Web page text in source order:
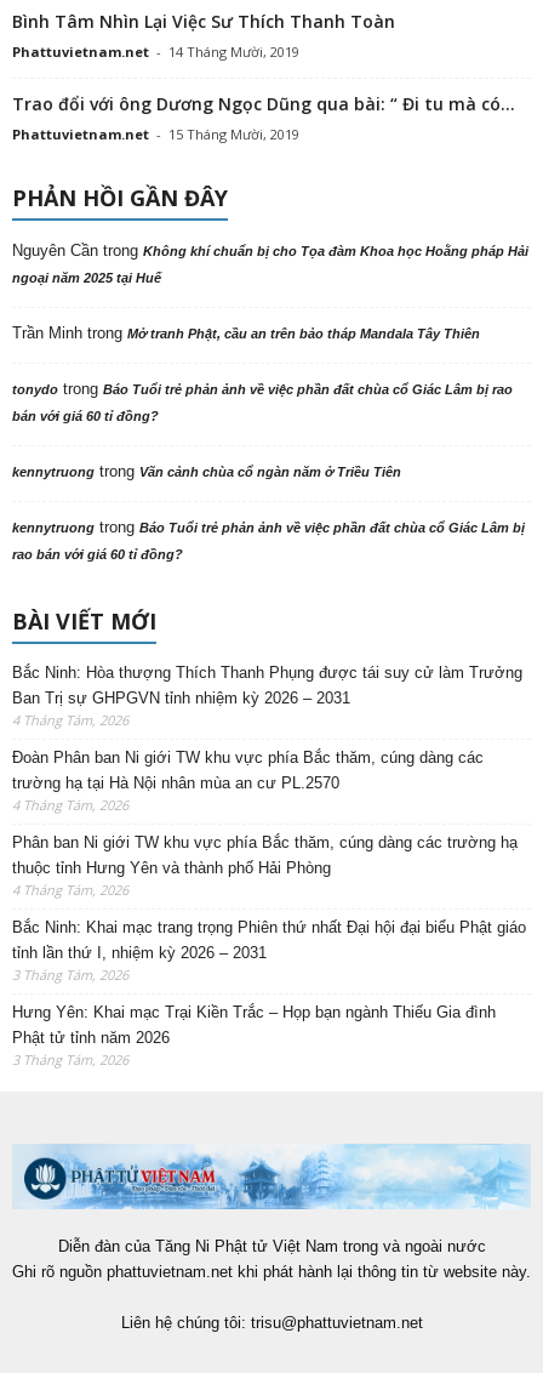
Bình Tâm Nhìn Lại Việc Sư Thích Thanh Toàn
Phattuvietnam.net - 14 Tháng Mười, 2019
Trao đổi với ông Dương Ngọc Dũng qua bài: “ Đi tu mà có...
Phattuvietnam.net - 15 Tháng Mười, 2019
PHẢN HỒI GẦN ĐÂY
Nguyên Cần trong Không khí chuẩn bị cho Tọa đàm Khoa học Hoằng pháp Hải
ngoại năm 2025 tại Huế
Trần Minh trong Mở tranh Phật, cầu an trên bảo tháp Mandala Tây Thiên
tonydo trong Báo Tuổi trẻ phản ảnh về việc phần đất chùa cổ Giác Lâm bị rao
bán với giá 60 tỉ đồng?
kennytruong trong Vãn cảnh chùa cổ ngàn năm ở Triều Tiên
kennytruong trong Báo Tuổi trẻ phản ảnh về việc phần đất chùa cổ Giác Lâm bị
rao bán với giá 60 tỉ đồng?
BÀI VIẾT MỚI
Bắc Ninh: Hòa thượng Thích Thanh Phụng được tái suy cử làm Trưởng
Ban Trị sự GHPGVN tỉnh nhiệm kỳ 2026 – 2031
4 Tháng Tám, 2026
Đoàn Phân ban Ni giới TW khu vực phía Bắc thăm, cúng dàng các
trường hạ tại Hà Nội nhân mùa an cư PL.2570
4 Tháng Tám, 2026
Phân ban Ni giới TW khu vực phía Bắc thăm, cúng dàng các trường hạ
thuộc tỉnh Hưng Yên và thành phố Hải Phòng
4 Tháng Tám, 2026
Bắc Ninh: Khai mạc trang trọng Phiên thứ nhất Đại hội đại biểu Phật giáo
tỉnh lần thứ I, nhiệm kỳ 2026 – 2031
3 Tháng Tám, 2026
Hưng Yên: Khai mạc Trại Kiền Trắc – Họp bạn ngành Thiếu Gia đình
Phật tử tỉnh năm 2026
3 Tháng Tám, 2026
Diễn đàn của Tăng Ni Phật tử Việt Nam trong và ngoài nước
Ghi rõ nguồn phattuvietnam.net khi phát hành lại thông tin từ website này.
Liên hệ chúng tôi: trisu@phattuvietnam.net